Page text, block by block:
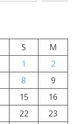
S
M
1
2
8
9
15
16
22
23